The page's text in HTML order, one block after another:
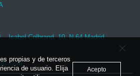
Isabel Colbrand, 10, N-64 Madrid
propias y de terceros
de usuario. Elija
Acepto